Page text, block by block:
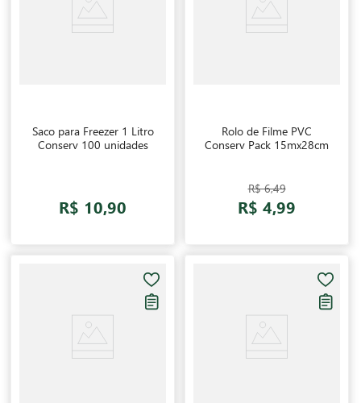
Saco para Freezer 1 Litro
Conserv 100 unidades
R$ 10,90
Rolo de Filme PVC
Conserv Pack 15mx28cm
R$ 6,49
R$ 4,99